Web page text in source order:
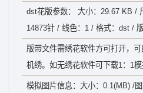
dst花版参数： 大小：29.67 KB /
14873针 / 线色：1 / 格式：dst /
版带文件需绣花软件方可打开，
机绣。如无绣花软件可下载1：1模
模拟图片信息：大小：0.1(MB) /